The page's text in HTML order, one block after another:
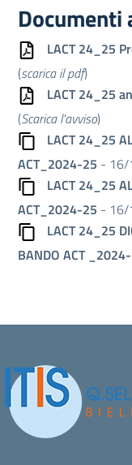
Documenti
LACT 24_25
(scarica il pdf)
LACT 24_25
(Scarica l'avviso)
LACT 24_25
ACT_2024-25 - 16/
LACT 24_25
ACT_2024-25 - 16/
LACT 24_25
BANDO ACT